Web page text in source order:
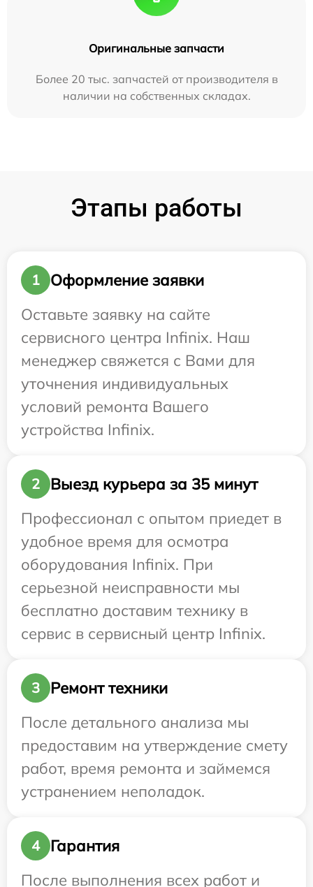
Оригинальные запчасти
Более 20 тыс. запчастей от производителя в
наличии на собственных складах.
Этапы работы
1
Оформление заявки
Оставьте заявку на сайте
сервисного центра Infinix. Наш
менеджер свяжется с Вами для
уточнения индивидуальных
условий ремонта Вашего
устройства Infinix.
2
Выезд курьера за 35 минут
Профессионал с опытом приедет в
удобное время для осмотра
оборудования Infinix. При
серьезной неисправности мы
бесплатно доставим технику в
сервис в сервисный центр Infinix.
3
Ремонт техники
После детального анализа мы
предоставим на утверждение смету
работ, время ремонта и займемся
устранением неполадок.
4
Гарантия
После выполнения всех работ и